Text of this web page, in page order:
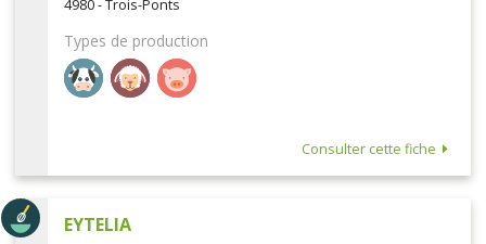
4980 - Trois-Ponts
Types de production
Consulter cette fiche
EYTELIA